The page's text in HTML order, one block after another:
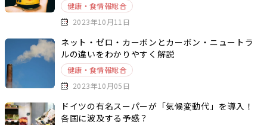
健康・食情報総合
2023年10月11日
ネット・ゼロ・カーボンとカーボン・ニュートラ
ルの違いをわかりやすく解説
健康・食情報総合
2023年10月05日
ドイツの有名スーパーが「気候変動代」を導入！
各国に波及する予感？